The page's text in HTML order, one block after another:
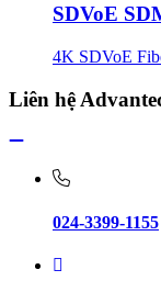
SDVoE
4K SDVoE
Liên hệ
024-3399-1155